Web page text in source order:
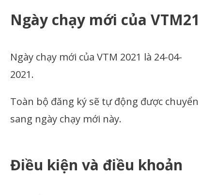
Ngày chạy mới của VTM21
Ngày chạy mới của VTM 2021 là 24-04-
2021.
Toàn bộ đăng ký sẽ tự động được chuyển
sang ngày chạy mới này.
Điều kiện và điều khoản